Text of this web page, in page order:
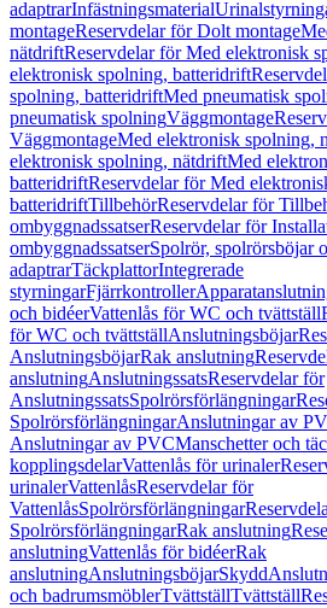
adaptrarInfästningsmaterial
montageReservdelar för Dolt montage
nätdriftReservdelar för Med elektronisk
elektronisk spolning, batteridrift
spolning, batteridriftMed pneumatisk
pneumatisk spolningVäggmontage
VäggmontageMed elektronisk spolning,
elektronisk spolning, nätdriftMed
batteridriftReservdelar för Med
batteridriftTillbehörReservdelar för
ombyggnadssatserReservdelar för
ombyggnadssatserSpolrör, spolrörsböjar
adaptrarTäckplattorIntegrerade
styrningarFjärrkontroller
och bidéerVattenlås för WC och tvättställ
för WC och tvättställAnslutningsböjar
AnslutningsböjarRak anslutning
anslutningAnslutningssatsReservdelar för
AnslutningssatsSpolrörsförlängningar
SpolrörsförlängningarAnslutningar av
Anslutningar av PVCManschetter och
kopplingsdelarVattenlås för urinaler
urinalerVattenlåsReservdelar för
VattenlåsSpolrörsförlängningar
SpolrörsförlängningarRak anslutning
anslutningVattenlås för bidéerRak
anslutningAnslutningsböjarSkydd
och badrumsmöblerTvättställTvättställ